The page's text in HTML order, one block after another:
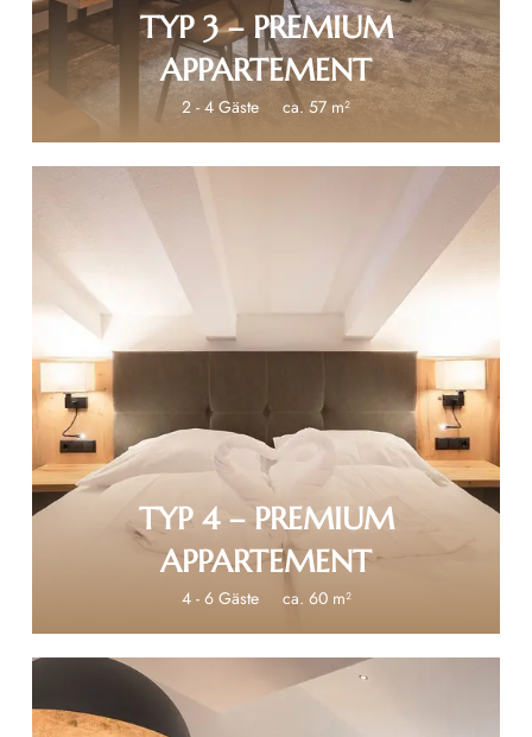
TYP 3 – PREMIUM
APPARTEMENT
2 - 4 Gäste ca. 57 m²
€ 250
TYP 4 – PREMIUM
APPARTEMENT
4 - 6 Gäste ca. 60 m²